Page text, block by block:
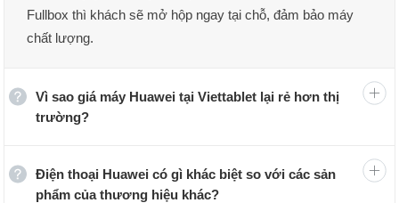
Thương hiệu điện thoại Huawei
sử của Giải phóng quân Nhân dân Trung Quốc có tên là
Nhậm Chí Phi. Tại thời điểm đó, Huawei chỉ tập trung
thoại. Sau đó, hãng đã mở rộng kinh doanh ở những lĩnh
vực khác, như: Xây dựng mạng viễn thông, sản xuất
Fullbox thì khách sẽ mở hộp ngay tại chỗ, đảm bảo máy
chất lượng.
Vì sao giá máy Huawei tại Viettablet lại rẻ hơn thị
trường?
Điện thoại Huawei có gì khác biệt so với các sản
phẩm của thương hiệu khác?